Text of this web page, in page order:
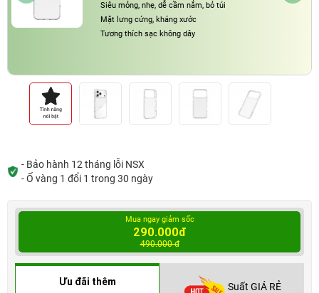
Siêu mỏng, nhẹ, dễ cầm nắm, bỏ túi
Mặt lưng cứng, kháng xước
Tương thích sạc không dây
- Bảo hành 12 tháng lỗi NSX
- Ố vàng 1 đổi 1 trong 30 ngày
Mua ngay giảm sốc
290.000đ
490.000 đ
Ưu đãi thêm Suất GIÁ RẺ